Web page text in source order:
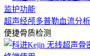
超声经颅多普勒血流分
便捷骨质检测